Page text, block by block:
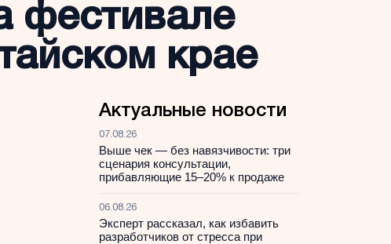
фестивале
крае
Актуальные новости
07.08.26
Выше чек — без навязчивости: три
сценария консультации,
прибавляющие 15–20% к продаже
06.08.26
Эксперт рассказал, как избавить
разработчиков от стресса при